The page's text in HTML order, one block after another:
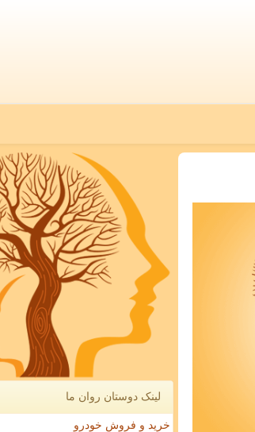
لینک دوستان روان ما
خرید و فروش خودرو